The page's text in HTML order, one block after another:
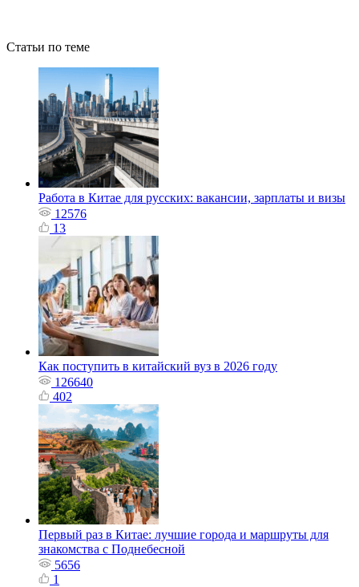
Статьи по теме
Работа в Китае для русских: вакансии, зарплаты и визы
12576
13
Как поступить в китайский вуз в 2026 году
126640
402
Первый раз в Китае: лучшие города и маршруты для
знакомства с Поднебесной
5656
1